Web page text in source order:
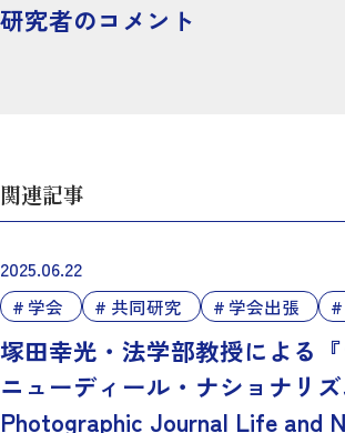
研究者のコメント
関連記事
2025.06.22
学会 共同研究 学会出張
塚田幸光・法学部教授による
ニューディール・ナショナリ
Photographic Journal Life and